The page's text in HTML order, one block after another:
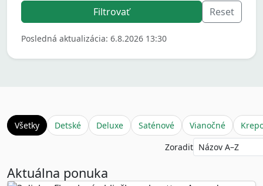
Posledná aktualizácia: 6.8.2026 13:30
Všetky Detské Deluxe Saténové Vianočné
Zoradiť
Aktuálna ponuka